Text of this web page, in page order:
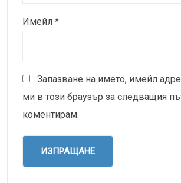
Имейл *
Запазване на името, имейл
ми в този браузър за следващия
коментирам.